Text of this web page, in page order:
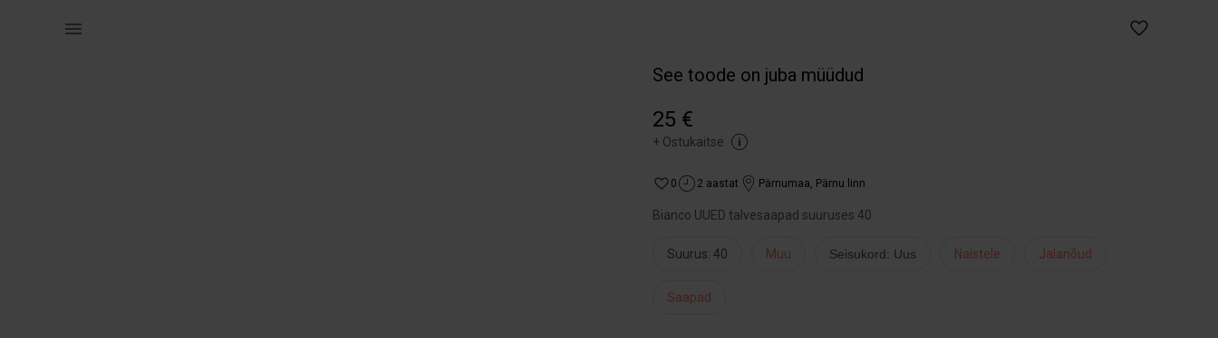
See toode on juba müüdud
25 €
+ Ostukaitse
0 2 aastat Pärnumaa, Pärnu linn
Bianco UUED talvesaapad suuruses 40
Suurus: 40 Muu Seisukord: Uus Naistele Jalanõud
Saapad